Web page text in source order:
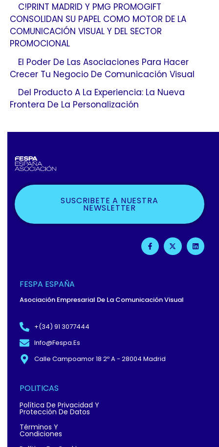
C!PRINT MADRID Y PMG PROMOGIFT
CONSOLIDAN SU PAPEL COMO MOTOR DE LA
COMUNICACIÓN VISUAL Y DEL SECTOR
PROMOCIONAL
El Poder De Las Asociaciones Para Hacer
Crecer Tu Negocio De Comunicación Visual
Del Producto A La Experiencia: La Nueva
Frontera De La Personalización
SUSCRIBETE A NUESTRA
NEWSLETTER
F
A
C
F
X
-
T
L
I
N
FESPA ESPAÑA
Asociación Empresarial De La Comunicación Visual
+(34) 91 3077444
Info@fespa.es
Calle Campoamor 18 2º A - 28004 Madrid
POLITICAS
Política De Privacidad Y
Protección De Datos
Términos Y
Condiciones